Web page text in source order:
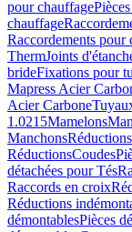
pour chauffage
chauffage
Raccordements pour
ThermJoints
brideFixations pour
Mapress Acier
Acier Carbone
1.0215Mamelons
ManchonsRéductions
RéductionsCoudes
détachées pour Tés
Raccords en croix
Réductions
démontablesPièces